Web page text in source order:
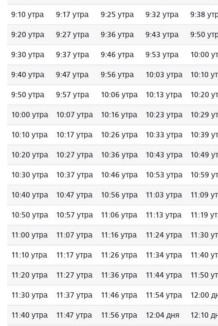
9:10 утра 9:17 утра 9:25 утра 9:32 утра 9:38
9:20 утра 9:27 утра 9:36 утра 9:43 утра 9:50
9:30 утра 9:37 утра 9:46 утра 9:53 утра 10:00
9:40 утра 9:47 утра 9:56 утра 10:03 утра 10:10
9:50 утра 9:57 утра 10:06 утра 10:13 утра 10:20
10:00 утра 10:07 утра 10:16 утра 10:23 утра 10:29
10:10 утра 10:17 утра 10:26 утра 10:33 утра 10:39
10:20 утра 10:27 утра 10:36 утра 10:43 утра 10:49
10:30 утра 10:37 утра 10:46 утра 10:53 утра 10:59
10:40 утра 10:47 утра 10:56 утра 11:03 утра 11:09
10:50 утра 10:57 утра 11:06 утра 11:13 утра 11:19
11:00 утра 11:07 утра 11:16 утра 11:24 утра 11:30
11:10 утра 11:17 утра 11:26 утра 11:34 утра 11:40
11:20 утра 11:27 утра 11:36 утра 11:44 утра 11:50
11:30 утра 11:37 утра 11:46 утра 11:54 утра 12:00
11:40 утра 11:47 утра 11:56 утра 12:04 дня 12:10